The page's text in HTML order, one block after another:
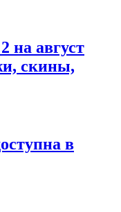
на август
скины,
в